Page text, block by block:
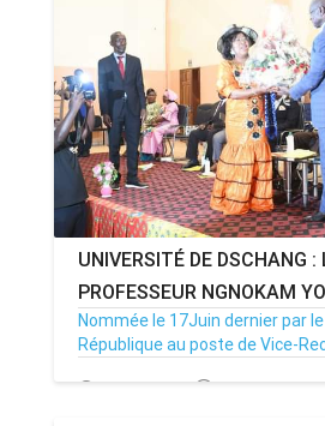
UNIVERSITÉ DE DSCHANG :
PROFESSEUR NGNOKAM
Nommée le 17Juin dernier par
République au poste de Vice-
24/06/22 Par